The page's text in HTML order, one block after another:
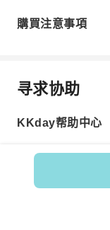
購買注意事項
寻求协助
KKday帮助中心